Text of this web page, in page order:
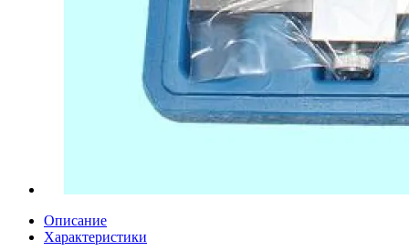
Описание
Характеристики